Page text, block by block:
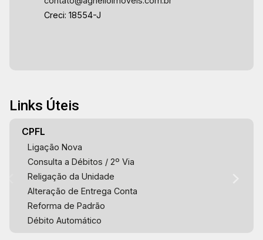
Creci: 18554-J
Links Úteis
CPFL
Ligação Nova
Consulta a Débitos / 2º Via
Religação da Unidade
Alteração de Entrega Conta
Reforma de Padrão
Débito Automático